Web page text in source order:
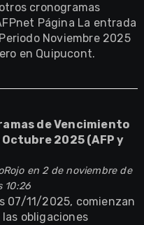
cronogramas
Página La entrada
Noviembre 2025
en Quipucont.
de Vencimiento
2025 (AFP y
en 2 de noviembre de
10:26
07/11/2025, comienzan
obligaciones